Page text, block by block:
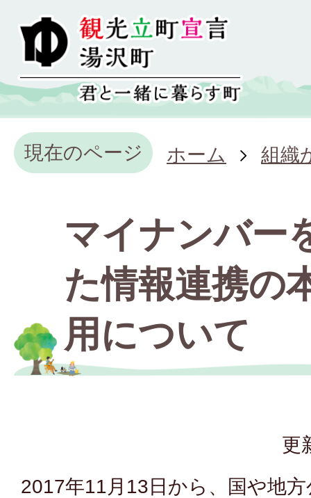
現在のページ ホーム 組織
マイナンバー
た情報連携の
用について
更
2017年11月13日から、国や地